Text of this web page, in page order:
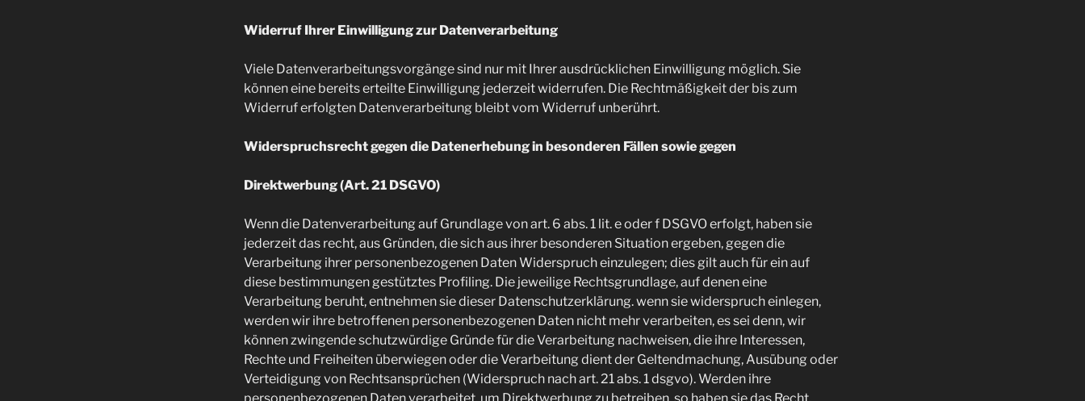
Widerruf Ihrer Einwilligung zur Datenverarbeitung
Viele Datenverarbeitungsvorgänge sind nur mit Ihrer ausdrücklichen Einwilligung möglich. Sie
können eine bereits erteilte Einwilligung jederzeit widerrufen. Die Rechtmäßigkeit der bis zum
Widerruf erfolgten Datenverarbeitung bleibt vom Widerruf unberührt.
Widerspruchsrecht gegen die Datenerhebung in besonderen Fällen sowie gegen
Direktwerbung (Art. 21 DSGVO)
Wenn die Datenverarbeitung auf Grundlage von art. 6 abs. 1 lit. e oder f DSGVO erfolgt, haben sie
jederzeit das recht, aus Gründen, die sich aus ihrer besonderen Situation ergeben, gegen die
Verarbeitung ihrer personenbezogenen Daten Widerspruch einzulegen; dies gilt auch für ein auf
diese bestimmungen gestütztes Profiling. Die jeweilige Rechtsgrundlage, auf denen eine
Verarbeitung beruht, entnehmen sie dieser Datenschutzerklärung. wenn sie widerspruch einlegen,
werden wir ihre betroffenen personenbezogenen Daten nicht mehr verarbeiten, es sei denn, wir
können zwingende schutzwürdige Gründe für die Verarbeitung nachweisen, die ihre Interessen,
Rechte und Freiheiten überwiegen oder die Verarbeitung dient der Geltendmachung, Ausübung oder
Verteidigung von Rechtsansprüchen (Widerspruch nach art. 21 abs. 1 dsgvo). Werden ihre
personenbezogenen Daten verarbeitet, um Direktwerbung zu betreiben, so haben sie das Recht,